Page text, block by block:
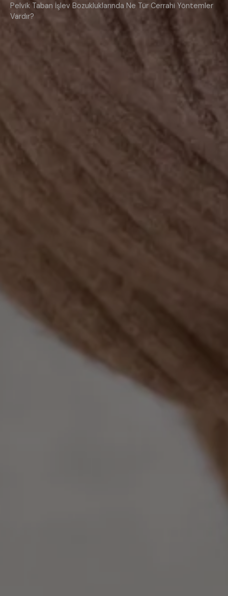
Pelvik Taban İşlev Bozukluklarında Ne Tür Cerrahi Yöntemler
Vardır?